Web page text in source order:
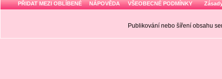
PŘIDAT MEZI OBLÍBENÉ NÁPOVĚDA VŠEOBECNÉ PODMÍNKY
Publikování nebo šíření obsahu